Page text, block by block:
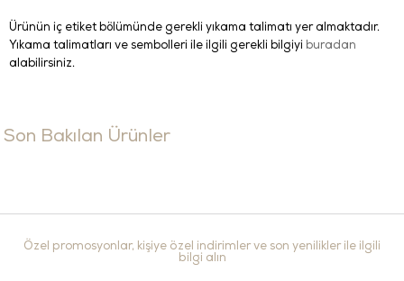
Ürünün iç etiket bölümünde gerekli yıkama talimatı yer almaktadır.
Yıkama talimatları ve sembolleri ile ilgili gerekli bilgiyi buradan
alabilirsiniz.
Son Bakılan Ürünler
Özel promosyonlar, kişiye özel indirimler ve son yenilikler ile ilgili
bilgi alın